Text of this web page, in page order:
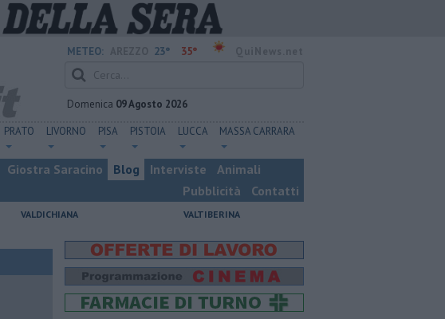
METEO: 23° 35°
Domenica 09 Agosto 2026
PRATO LIVORNO PISA PISTOIA LUCCA MASSA CARRARA
Giostra Saracino Blog Interviste
Animali
Pubblicità
Contatti
VALDICHIANA VALTIBERINA